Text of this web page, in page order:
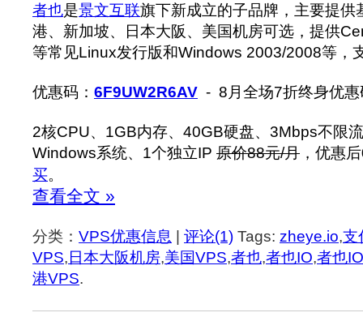
者也是景文互联旗下新成立的子品牌，主要提
港、新加坡、日本大阪、美国机房可选，提供
等常见Linux发行版和Windows 2003/2008等，
优惠码： 6F9UW2R6AV - 8月全场7折终身优惠
2核CPU、1GB内存、40GB硬盘、3Mbps不限
Windows系统、1个独立IP 原价88元/月 ，优惠后
买。
查看全文 »
分类： VPS优惠信息 | 评论(1) Tags: zheye.io,支
VPS,日本大阪机房,美国VPS,者也,者也IO,者也
港VPS.